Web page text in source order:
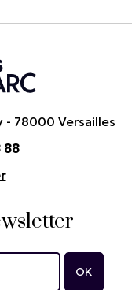
- 78000 Versailles
88